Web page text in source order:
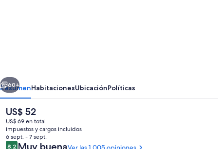
IHG
Siguiente
60+
ResumenHabitacionesUbicaciónPolíticas
El
precio
actual
es
de
US$ 52
US$ 69 en total
impuestos y cargos incluidos
6 sept. - 7 sept.
Opiniones
8,2 Muy buena